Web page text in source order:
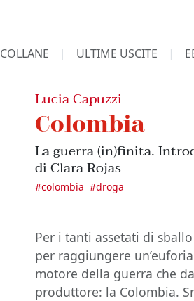
COLLANE ULTIME USCITE
Lucia Capuzzi
Colombia
La guerra (in)finita.
di Clara Rojas
#colombia #droga
Per i tanti assetati di
per raggiungere
motore della guerra che
produttore: la Colombia.